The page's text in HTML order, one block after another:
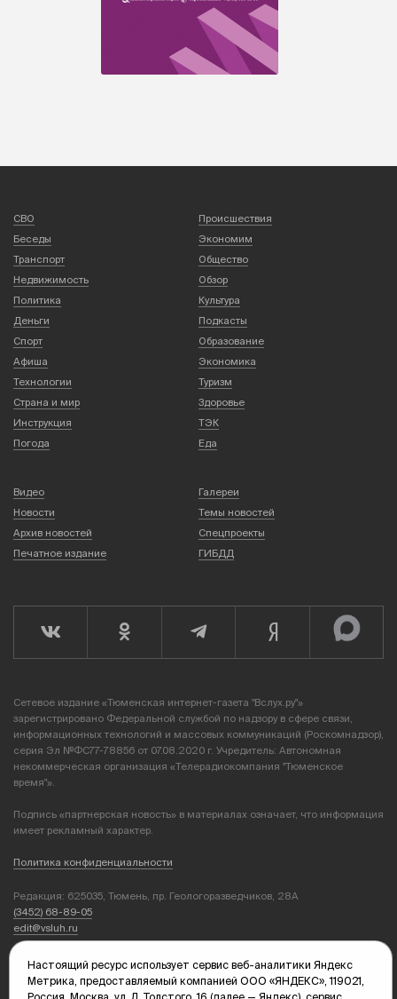
СВО
Происшествия
Беседы
Экономим
Транспорт
Общество
Недвижимость
Обзор
Политика
Культура
Деньги
Подкасты
Спорт
Образование
Афиша
Экономика
Технологии
Туризм
Страна и мир
Здоровье
Инструкция
ТЭК
Погода
Еда
Видео
Галереи
Новости
Темы новостей
Архив новостей
Спецпроекты
Печатное издание
ГИБДД
Сетевое издание «Тюменская интернет-газета "Вслух.ру"»
зарегистрировано Федеральной службой по надзору в сфере связи,
информационных технологий и массовых коммуникаций (Роскомнадзор),
серия Эл №ФС77-78856 от 07.08.2020 г. Учредитель: Автономная
некоммерческая организация «Телерадиокомпания "Тюменское
время"».
Подпись «партнерская новость» в материалах означает, что информация
имеет рекламный характер.
Политика конфиденциальности
Редакция: 625035, Тюмень, пр. Геологоразведчиков, 28А
(3452) 68-89-05
edit@vsluh.ru
Главный редактор: Панкина Т.Ю.
kika@vsluh.ru
Настоящий ресурс использует сервис веб-аналитики Яндекс
Метрика, предоставляемый компанией ООО «ЯНДЕКС», 119021,